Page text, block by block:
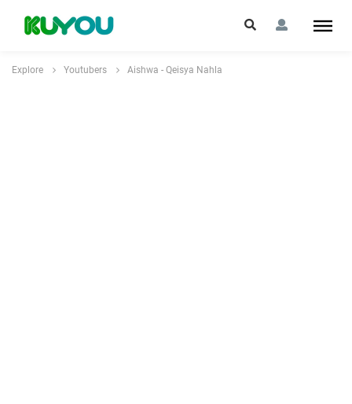
Explore Youtubers Aishwa - Qeisya Nahla